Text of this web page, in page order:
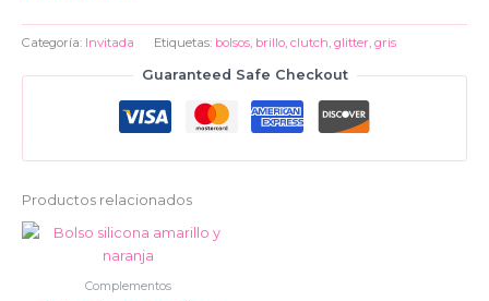
Categoría: Invitada Etiquetas: bolsos, brillo, clutch, glitter, gris
Guaranteed Safe Checkout
Productos relacionados
Complementos